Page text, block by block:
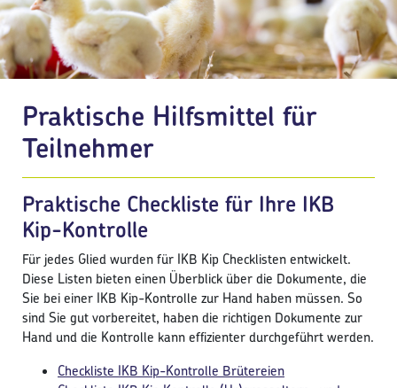
Praktische Hilfsmittel für
Teilnehmer
Praktische Checkliste für Ihre IKB
Kip-Kontrolle
Für jedes Glied wurden für IKB Kip Checklisten entwickelt.
Diese Listen bieten einen Überblick über die Dokumente, die
Sie bei einer IKB Kip-Kontrolle zur Hand haben müssen. So
sind Sie gut vorbereitet, haben die richtigen Dokumente zur
Hand und die Kontrolle kann effizienter durchgeführt werden.
Checkliste IKB Kip-Kontrolle Brütereien